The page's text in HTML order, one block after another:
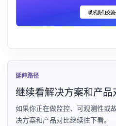
延伸路径
继续看解决方案和产品
如果你正在做监控、可观测性或
决方案和产品对比继续往下看。